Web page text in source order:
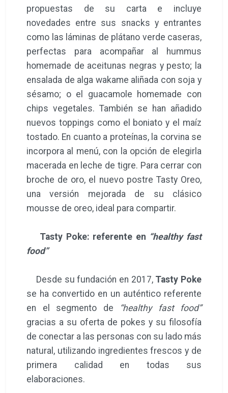
propuestas de su carta e incluye
novedades entre sus snacks y entrantes
como las láminas de plátano verde caseras,
perfectas para acompañar al hummus
homemade de aceitunas negras y pesto; la
ensalada de alga wakame aliñada con soja y
sésamo; o el guacamole homemade con
chips vegetales. También se han añadido
nuevos toppings como el boniato y el maíz
tostado. En cuanto a proteínas, la corvina se
incorpora al menú, con la opción de elegirla
macerada en leche de tigre. Para cerrar con
broche de oro, el nuevo postre Tasty Oreo,
una versión mejorada de su clásico
mousse de oreo, ideal para compartir.
Tasty Poke: referente en “healthy fast
food”
Desde su fundación en 2017, Tasty Poke
se ha convertido en un auténtico referente
en el segmento de
“healthy fast food”
gracias a su oferta de pokes y su filosofía
de conectar a las personas con su lado más
natural, utilizando ingredientes frescos y de
primera calidad en todas sus
elaboraciones.